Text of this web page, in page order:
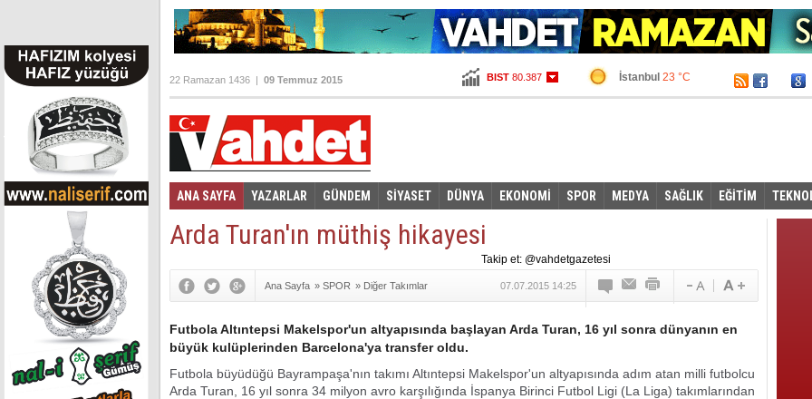
BIST 80.387
Altın100,295
İstanbul 23 °C
Ankara15 °C
22 Ramazan 1436 | 09 Temmuz 2015
ANA SAYFA YAZARLAR GÜNDEM SİYASET DÜNYA EKONOMİ SPOR MEDYA SAĞLIK EĞİTİM
Foto Galeri Video Galeri
Arda Turan'ın müthiş hikayesi
Ana Sayfa » SPOR » Diğer Takımlar 07.07.2015 14:25
Futbola Altıntepsi Makelspor'un altyapısında başlayan Arda Turan, 16 yıl sonra dünyanın en
büyük kulüplerinden Barcelona'ya transfer oldu.
Futbola büyüdüğü Bayrampaşa'nın takımı Altıntepsi Makelspor'un altyapısında adım atan milli futbolcu
Arda Turan, 16 yıl sonra 34 milyon avro karşılığında İspanya Birinci Futbol Ligi (La Liga) takımlarından
Takip et: @vahdetgazetesi